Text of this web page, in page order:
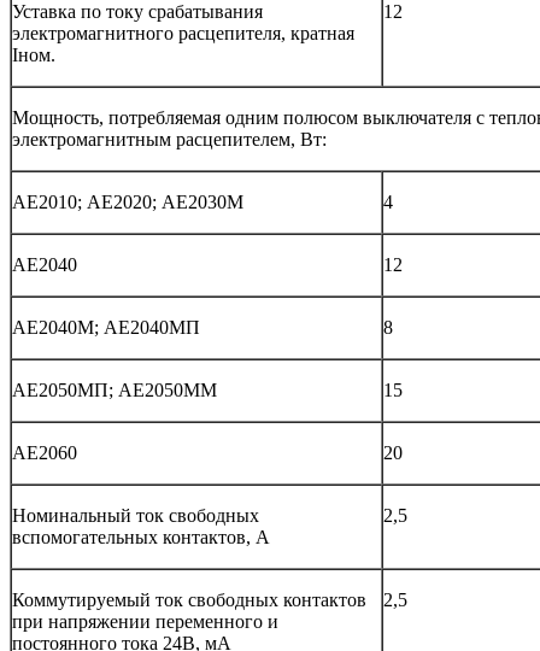
Уставка по току срабатывания
электромагнитного расцепителя, кратная
Iном.
12
Мощность, потребляемая одним полюсом выключателя с
электромагнитным расцепителем, Вт:
АЕ2010; АЕ2020; АЕ2030М 4
АЕ2040 12
АЕ2040М; АЕ2040МП 8
АЕ2050МП; АЕ2050ММ 15
АЕ2060 20
Номинальный ток свободных
вспомогательных контактов, А
2,5
Коммутируемый ток свободных контактов
при напряжении переменного и
постоянного тока 24В, мА
2,5